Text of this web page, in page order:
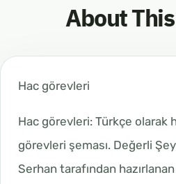
About
Hac görevleri
Hac görevleri: Türkçe olarak
görevleri şeması. Değerli
Serhan tarafından